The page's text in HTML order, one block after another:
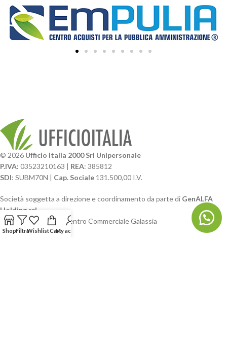
© 2026 Ufficio Italia 2000 Srl Unipersonale
P.IVA: 03523210163 | REA: 385812
SDI: SUBM70N | Cap. Sociale 131.500,00 I.V.
Società soggetta a direzione e coordinamento da parte di GenALFA
Holding srl
Via A. Ponti n. 4 – Centro Commerciale Galassia
24126 Bergamo
ShopFiltraWishlistCartMy account